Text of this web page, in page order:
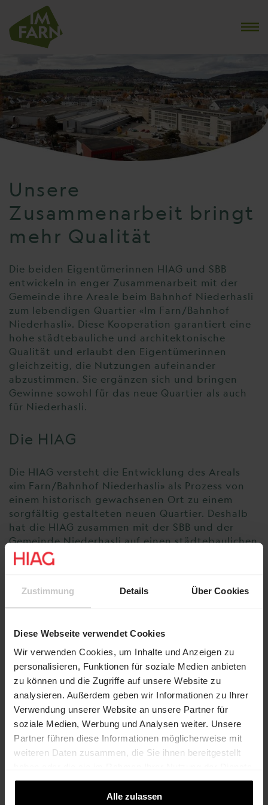
Zustimmung Details Über Cookies
Diese Webseite verwendet Cookies
Wir verwenden Cookies, um Inhalte und Anzeigen zu
personalisieren, Funktionen für soziale Medien anbieten
zu können und die Zugriffe auf unsere Website zu
analysieren. Außerdem geben wir Informationen zu Ihrer
Verwendung unserer Website an unsere Partner für
soziale Medien, Werbung und Analysen weiter. Unsere
Partner führen diese Informationen möglicherweise mit
weiteren Daten zusammen, die Sie ihnen bereitgestellt
gesammelt haben.
Alle zulassen
Unsere
Zusammenarbeit bringt
mehr Qualität
Die beiden Eigentümerinnen HIAG und SBB
entwickeln in enger Zusammenarbeit mit der
Gemeinde ihre Areale beim Bahnhof Niederhasli
zum lebendigen Quartier «Im Farn/Bahnhof
Niederhasli». Diese Kooperation garantiert eine
hohe städtebauliche und architektonische
Qualität und erlaubt den Eigentümerinnen
gleichzeitig, die Nutzungen aufeinander
abzustimmen. Sie ergänzen sich und bringen
Gewinne sowohl für das neue Quartier als auch
für Niederhasli.
Die HIAG
Die HIAG versteht die Entwicklung des Areals
«im Farn/Bahnhof Niederhasli» als Prozess von
einem historisch gewachsenen Ort zu einem
sorgfältig gestalteten neuen Quartier. Deshalb
hat die HIAG zusammen mit der SBB und der
Gemeinde Niederhasli auf einen städtebaulichen
Wettbewerb gesetzt. Dessen Siegervorschlag ist
Grundlage für den Gestaltungsplan.
Die SBB ist nicht nur das grösste Schweizer
Transportunternehmen, sie ist auch eine der
grössten Immobilien- und Serviceanbieterinnen
der Schweiz und besitzt hochwertige
Liegenschaften an attraktiven Lagen. SBB
Immobilien baut Bahnhöfe und angrenzende
Areale zu vielseitigen Dienstleistungszentren
und Stadtquartieren aus, so wie in Niederhasli.
Dabei stellt sie eine nachhaltige Entwicklung in
den Vordergrund und übernimmt damit